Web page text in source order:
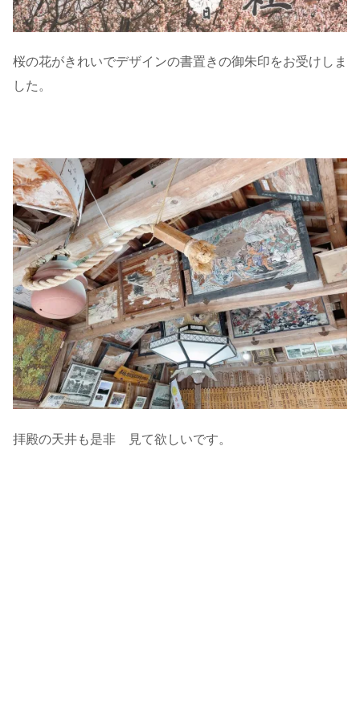
桜の花がきれいでデザインの書置きの御朱印をお受けしま
した。
拝殿の天井も是非 見て欲しいです。